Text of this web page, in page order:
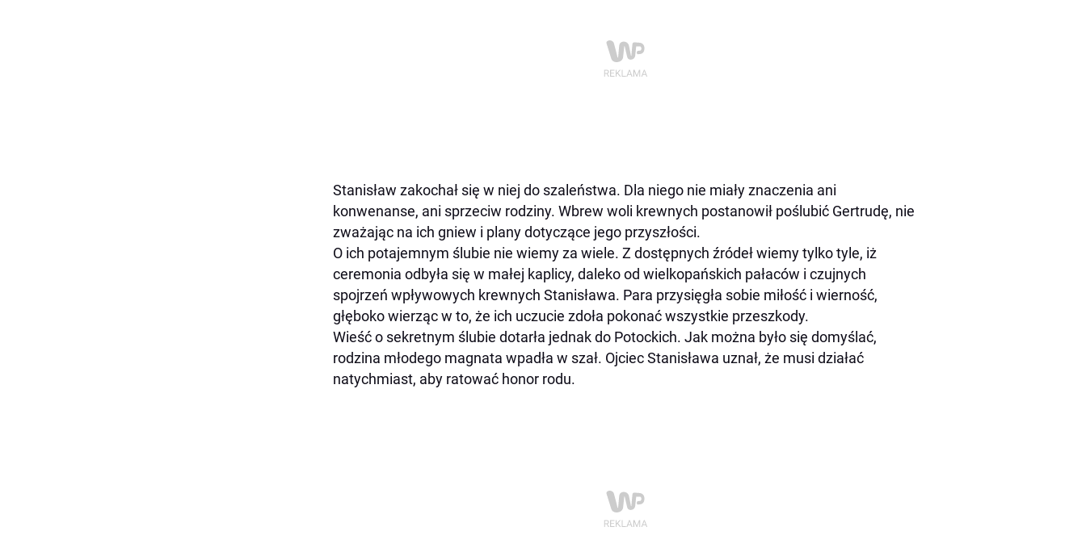
Stanisław zakochał się w niej do szaleństwa. Dla niego nie miały znaczenia ani
konwenanse, ani sprzeciw rodziny. Wbrew woli krewnych postanowił poślubić Gertrudę, nie
zważając na ich gniew i plany dotyczące jego przyszłości.
O ich potajemnym ślubie nie wiemy za wiele. Z dostępnych źródeł wiemy tylko tyle, iż
ceremonia odbyła się w małej kaplicy, daleko od wielkopańskich pałaców i czujnych
spojrzeń wpływowych krewnych Stanisława. Para przysięgła sobie miłość i wierność,
głęboko wierząc w to, że ich uczucie zdoła pokonać wszystkie przeszkody.
Wieść o sekretnym ślubie dotarła jednak do Potockich. Jak można było się domyślać,
rodzina młodego magnata wpadła w szał. Ojciec Stanisława uznał, że musi działać
natychmiast, aby ratować honor rodu.